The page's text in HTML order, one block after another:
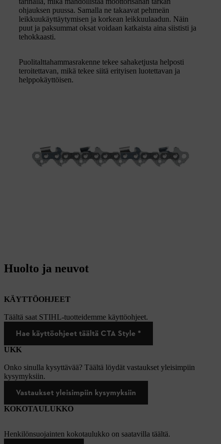
ohjauksen puussa. Samalla ne takaavat pehmeän
leikkuukäyttäytymisen ja korkean leikkuulaadun. Näin
puut ja paksummat oksat voidaan katkaista aina siististi ja
tehokkaasti.
Puolitalttahammasrakenne tekee sahaketjusta helposti
teroitettavan, mikä tekee siitä erityisen luotettavan ja
helppokäyttöisen.
Huolto ja neuvot
KÄYTTÖOHJEET
Täältä saat STIHL-tuotteidemme käyttöohjeet.
Hae käyttöohjeet täältä CTA Style *
UKK
Onko sinulla kysyttävää? Täältä löydät vastaukset yleisimpiin
kysymyksiin.
Vastaukset yleisimpiin kysymyksiin
KOKOTAULUKKO
Henkilönsuojainten kokotaulukko on saatavilla täältä.